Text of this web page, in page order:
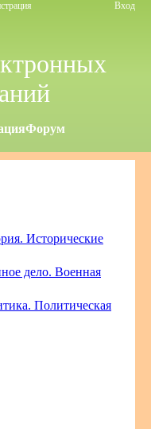
Вход
Форум
Исторические
дело. Военная
Политическая